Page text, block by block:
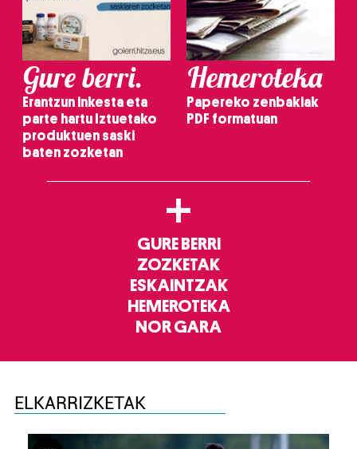
Gure berri.
Erantzun inkesta eta
parte hartu Iztuetako
produktuen saski
baten zozketan
Hemeroteka
Papereko zenbakiak
PDF formatuan
+
GURE BERRI
ZOZKETAK
ESKAINTZAK
HEMEROTEKA
NOR GARA
ELKARRIZKETAK